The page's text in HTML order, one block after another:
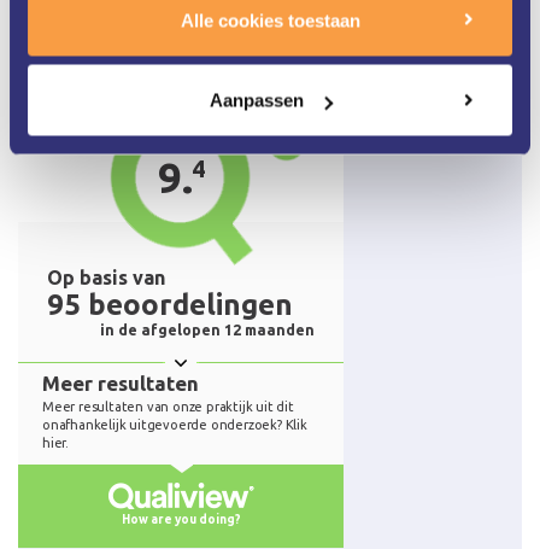
Alle cookies toestaan
Aanpassen